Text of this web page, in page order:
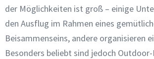
der Möglichkeiten ist groß – einige
den Ausflug im Rahmen eines
Beisammenseins, andere organisieren
Besonders beliebt sind jedoch